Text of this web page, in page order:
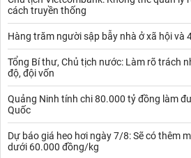
cách truyền thống
Hàng trăm người sập bẫy nhà ở xã hội và
Tổng Bí thư, Chủ tịch nước: Làm rõ trách
độ, đội vốn
Quảng Ninh tính chi 80.000 tỷ đồng làm
Quốc
Dự báo giá heo hơi ngày 7/8: Sẽ có thêm
dưới 60.000 đồng/kg